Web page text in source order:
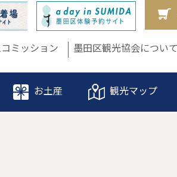
ミッション 墨田区観光協会について
お土産 観光マップ